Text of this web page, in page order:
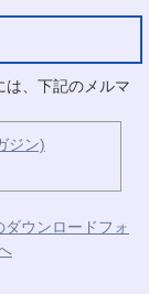
は、下記のメルマ
ジン)